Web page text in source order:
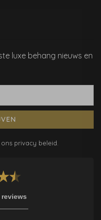
luxe behang nieuws en
privacy beleid.
reviews